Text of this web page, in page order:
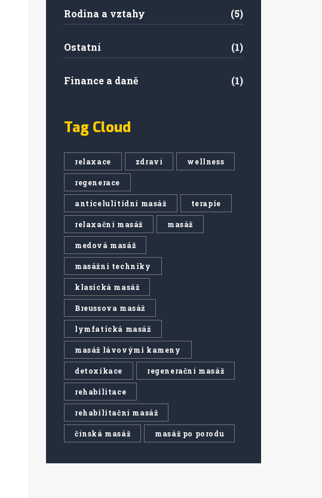
Rodina a vztahy (5)
Ostatní (1)
Finance a daně (1)
Tag Cloud
relaxace zdraví wellness
regenerace
anticelulitidní masáž terapie
relaxační masáž masáž
medová masáž
masážní techniky
klasická masáž
Breussova masáž
lymfatická masáž
masáž lávovými kameny
detoxikace regenerační masáž
rehabilitace
rehabilitační masáž
čínská masáž masáž po porodu